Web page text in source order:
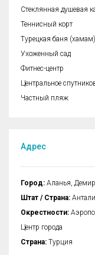
Стеклянная душевая
Теннисный корт
Турецкая баня (хамам)
Ухоженный сад
Фитнес-центр
Центральное
Частный пляж
Адрес
Город: Аланья,
Штат / Страна:
Окрестности:
Центр города
Страна: Турция